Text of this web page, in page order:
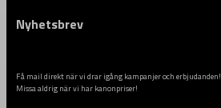
Nyhetsbrev
Få mail direkt när vi drar igång kampanjer och erbjudanden!
Missa aldrig när vi har kanonpriser!